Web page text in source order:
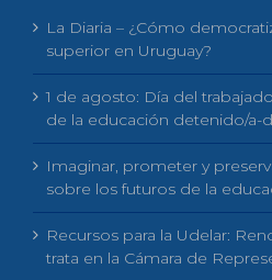
La Diaria – ¿Cómo
superior en Uruguay?
1 de agosto: Día del
de la educación detenido/a-
Imaginar, prometer y
sobre los futuros de la
Recursos para la Udelar:
trata en la Cámara de